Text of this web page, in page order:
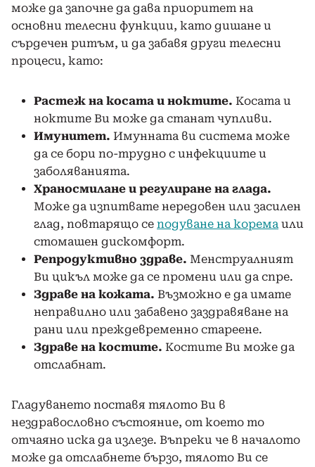
може да започне да дава приоритет на
основни телесни функции, като дишане и
сърдечен ритъм, и да забавя други телесни
процеси, като:
Растеж на косата и ноктите. Косата и
ноктите Ви може да станат чупливи.
Имунитет. Имунната ви система може
да се бори по-трудно с инфекциите и
заболяванията.
Храносмилане и регулиране на глада.
Може да изпитвате нередовен или засилен
глад, повтарящо се подуване на корема или
стомашен дискомфорт.
Репродуктивно здраве. Менструалният
Ви цикъл може да се промени или да спре.
Здраве на кожата. Възможно е да имате
неправилно или забавено заздравяване на
рани или преждевременно стареене.
Здраве на костите. Костите Ви може да
отслабнат.
Гладуването поставя тялото Ви в
нездравословно състояние, от което то
отчаяно иска да излезе. Въпреки че в началото
може да отслабнете бързо, тялото Ви се